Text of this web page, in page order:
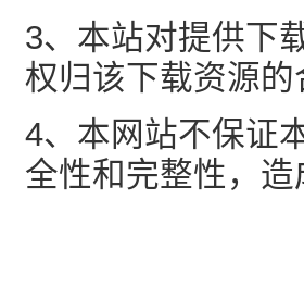
3、本站对提供下
权归该下载资源
4、本网站不保证
全性和完整性，